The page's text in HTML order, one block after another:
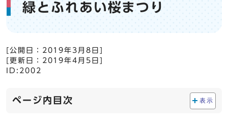
緑とふれあい桜まつり
[公開日： 2019年3月8日
[更新日： 2019年4月5日
ID:2002
ページ内目次 表示